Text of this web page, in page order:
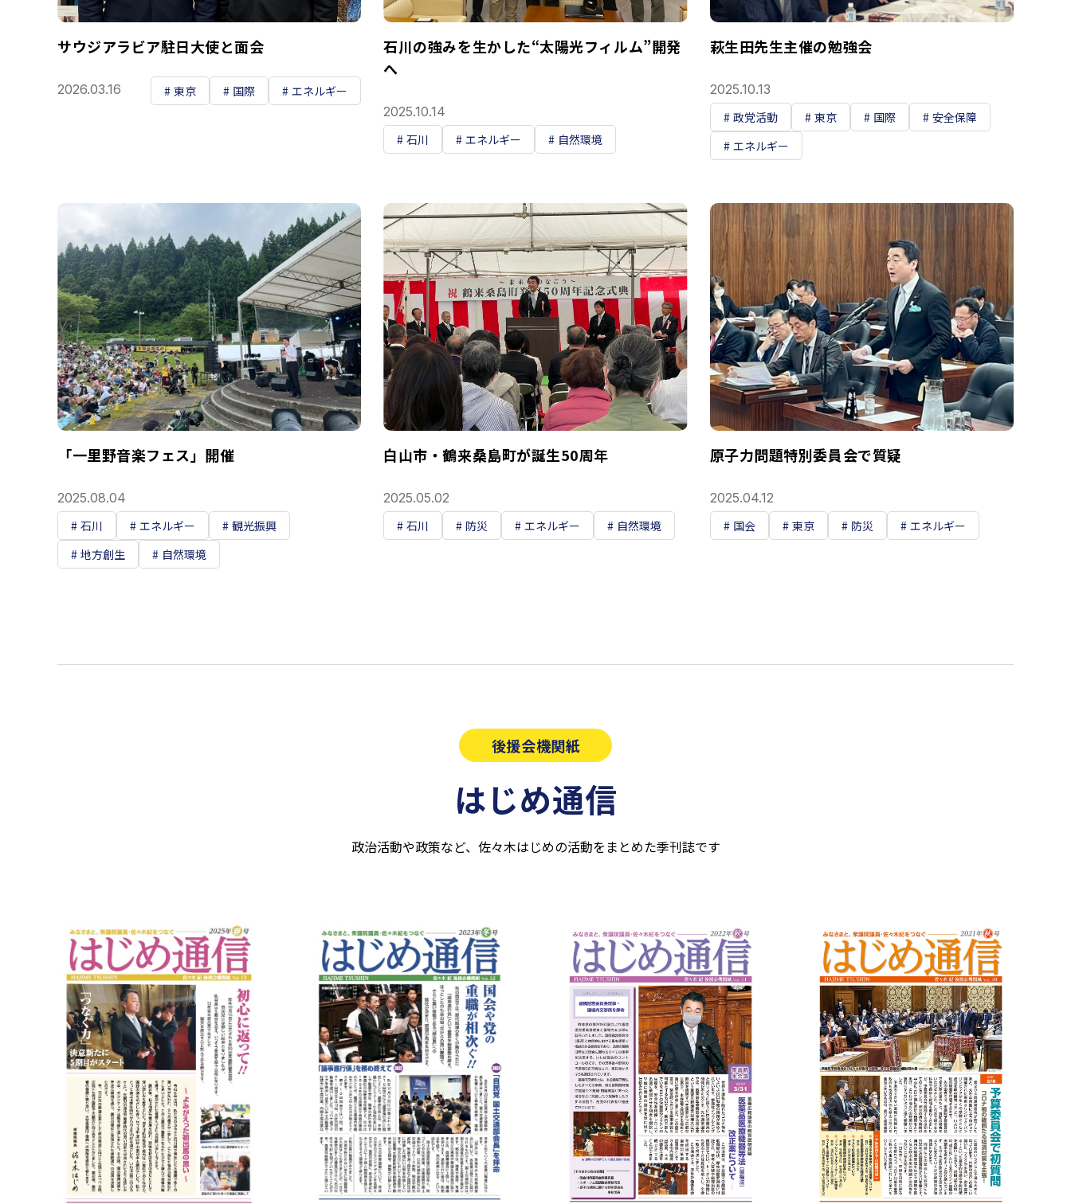
サウジアラビア駐日大使と面会
2026.03.16 東京 国際 エネルギー
石川の強みを生かした“太陽光フィルム”開発
へ
2025.10.14
石川
エネルギー 自然環境
萩生田先生主催の勉強会
2025.10.13
政党活動
東京 国際
安全保障
エネルギー
「一里野音楽フェス」開催
2025.08.04
石川
エネルギー
観光振興
地方創生
自然環境
白山市・鶴来桑島町が誕生50周年
2025.05.02
石川
防災 エネルギー 自然環境
原子力問題特別委員会で質疑
2025.04.12
国会
東京 防災 エネルギー
後援会機関紙
はじめ通信
政治活動や政策など、佐々木はじめの活動をまとめた季刊誌です